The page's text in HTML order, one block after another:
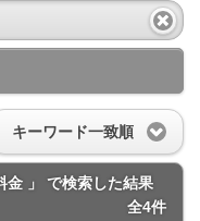
キーワード一致順
金 」 で検索した結果
全4件